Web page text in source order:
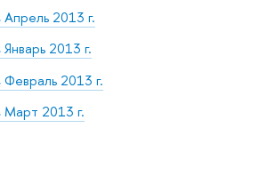
2013 г.
2013 г.
2013 г.
2013 г.